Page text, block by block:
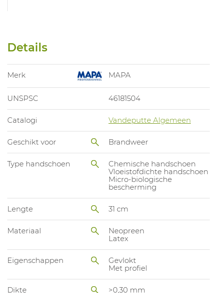
Details
Merk MAPA
UNSPSC 46181504
Catalogi Vandeputte Algemeen
Geschikt voor Brandweer
Type handschoen
Chemische handschoen
Vloeistofdichte handschoen
Micro-biologische
bescherming
Lengte 31 cm
Materiaal
Neopreen
Latex
Eigenschappen
Gevlokt
Met profiel
Dikte >0,30 mm